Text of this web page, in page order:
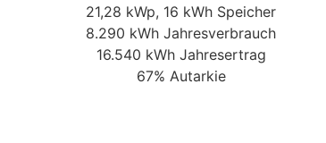
21,28 kWp, 16 kWh Speicher
8.290 kWh Jahresverbrauch
16.540 kWh Jahresertrag
67% Autarkie